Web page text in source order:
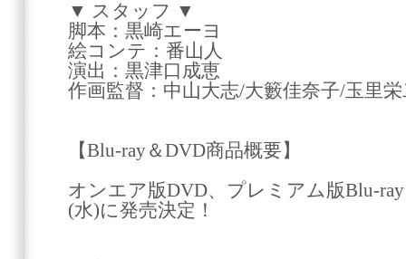
▼ スタッフ ▼
脚本：黒崎エーヨ
絵コンテ：番山人
演出：黒津口成恵
作画監督：中山大志/大籔佳奈子/玉里栄
【Blu-ray＆DVD商品概要】
オンエア版DVD、プレミアム版Blu-
(水)に発売決定！